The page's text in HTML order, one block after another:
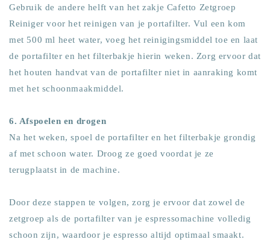
Gebruik de andere helft van het zakje Cafetto Zetgroep
Reiniger voor het reinigen van je portafilter. Vul een kom
met 500 ml heet water, voeg het reinigingsmiddel toe en laat
de portafilter en het filterbakje hierin weken. Zorg ervoor dat
het houten handvat van de portafilter niet in aanraking komt
met het schoonmaakmiddel.
6. Afspoelen en drogen
Na het weken, spoel de portafilter en het filterbakje grondig
af met schoon water. Droog ze goed voordat je ze
terugplaatst in de machine.
Door deze stappen te volgen, zorg je ervoor dat zowel de
zetgroep als de portafilter van je espressomachine volledig
schoon zijn, waardoor je espresso altijd optimaal smaakt.